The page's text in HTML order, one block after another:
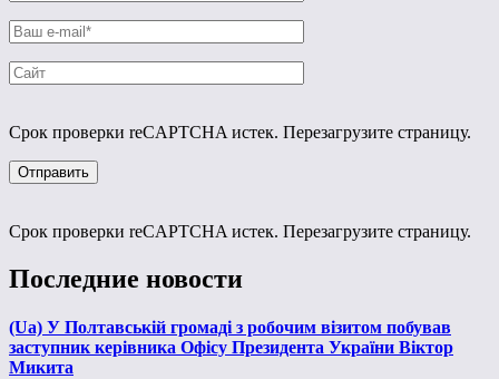
Срок проверки reCAPTCHA истек. Перезагрузите страницу.
Срок проверки reCAPTCHA истек. Перезагрузите страницу.
Последние новости
(Ua) У Полтавській громаді з робочим візитом побував
заступник керівника Офісу Президента України Віктор
Микита